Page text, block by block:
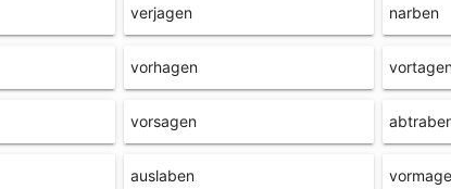
verjagen narben
vorhagen
vorsagen
auslaben